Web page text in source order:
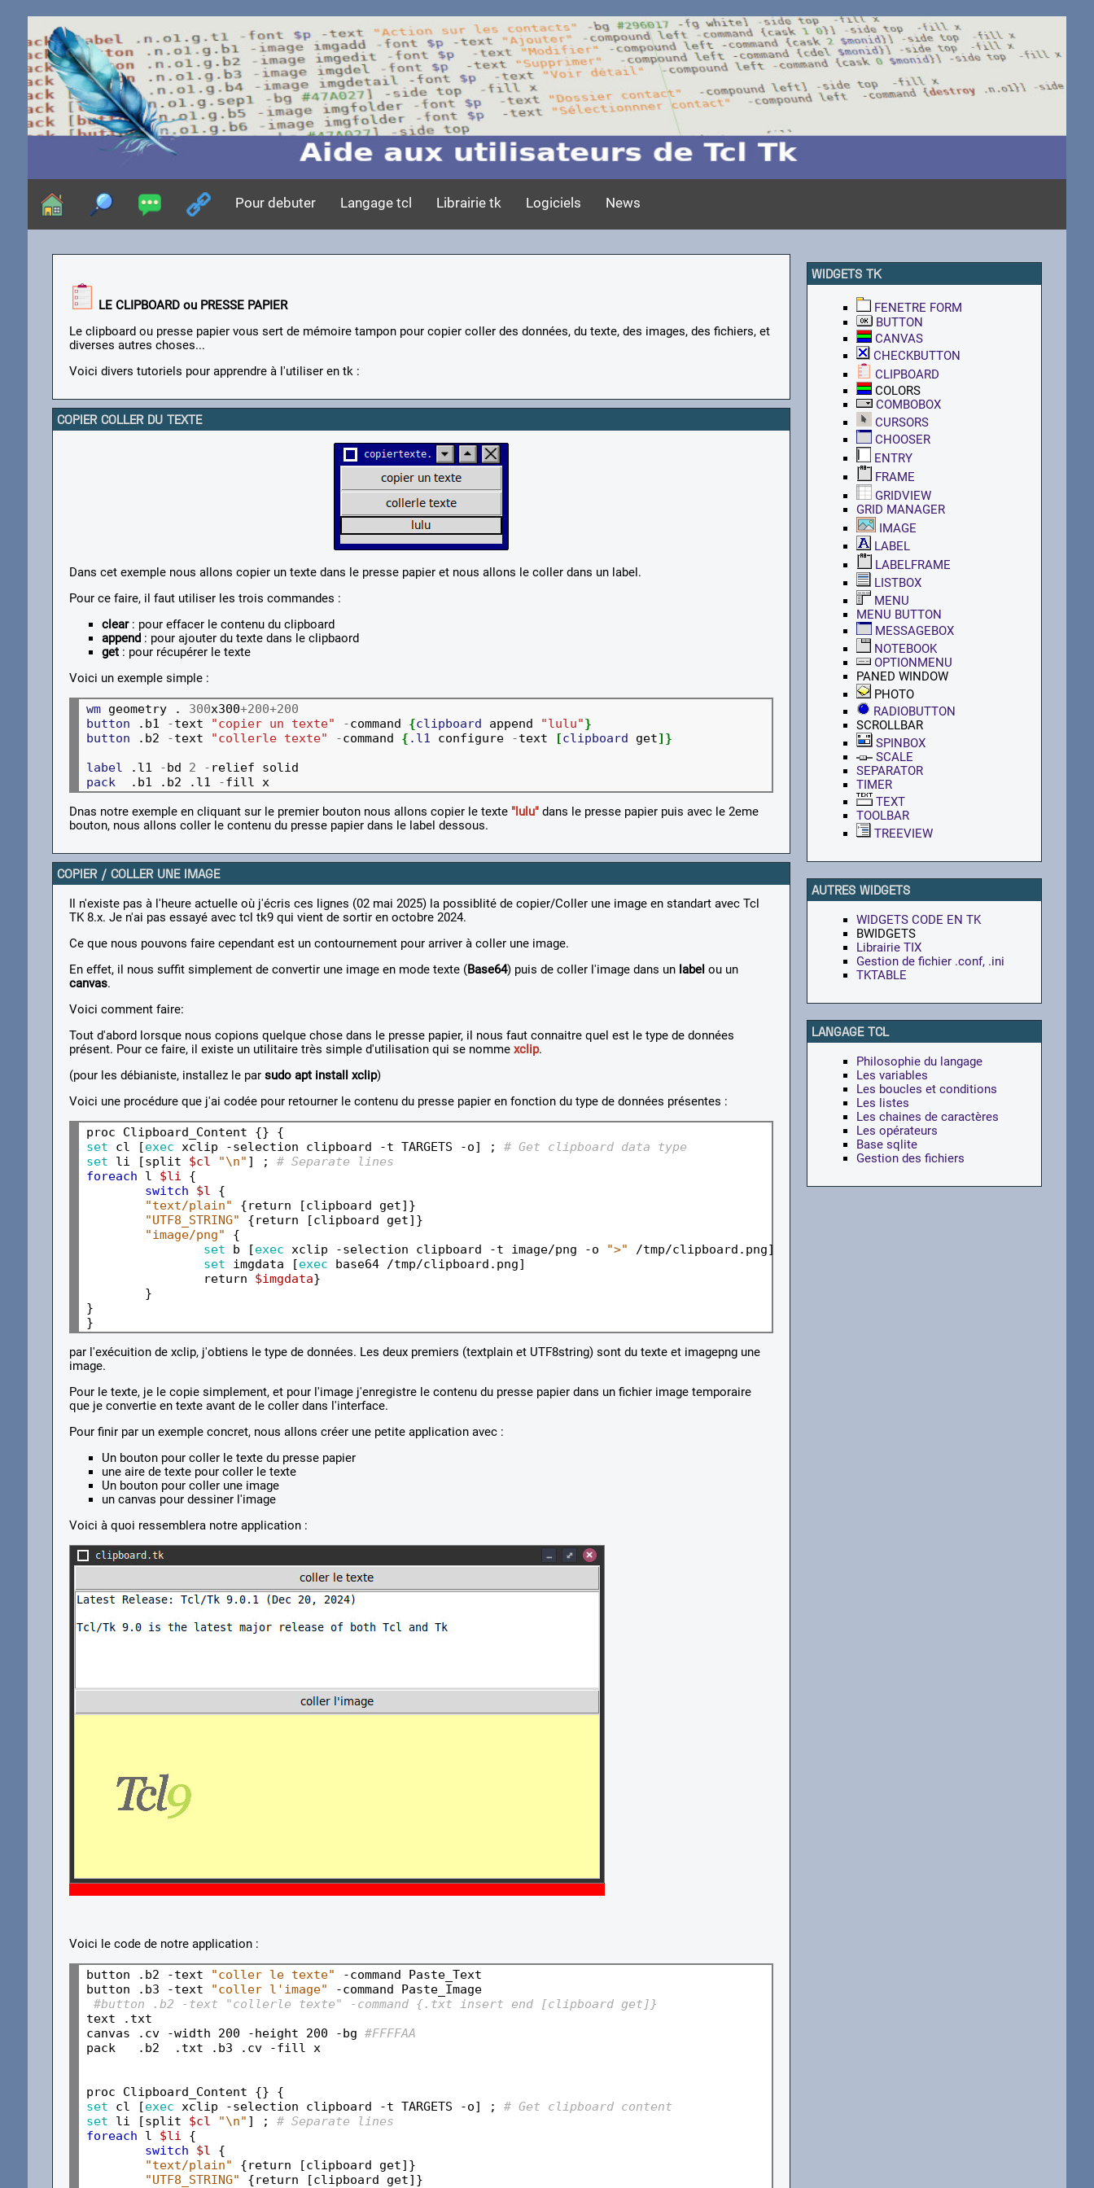
Pour debuter Langage tcl Librairie tk Logiciels News
LE CLIPBOARD ou PRESSE PAPIER
Le clipboard ou presse papier vous sert de mémoire tampon pour copier coller des données, du texte, des images, des fichiers, et
diverses autres choses...
Voici divers tutoriels pour apprendre à l'utiliser en tk :
COPIER COLLER DU TEXTE
Dans cet exemple nous allons copier un texte dans le presse papier et nous allons le coller dans un label.
Pour ce faire, il faut utiliser les trois commandes :
clear: pour effacer le contenu du clipboard
append: pour ajouter du texte dans le clipbaord
get: pour récupérer le texte
Voici un exemple simple :
wm geometry . 300x300+200+200
button .b1 -text "copier un texte" -command {clipboard append "lulu"}
button .b2 -text "collerle texte" -command { .l1 configure -text [clipboard get]}
label
.l1 -bd 2 -
pack
  .b1 .b2 .l1
-
Dnas notre exemple en cliquant sur le premier bouton nous allons copier le texte "lulu" dans le presse papier puis avec le 2eme
bouton, nous allons coller le contenu du presse papier dans le label dessous.
COPIER / COLLER UNE IMAGE
Il n'existe pas à l'heure actuelle où j'écris ces lignes (02 mai 2025) la possiblité de copier/Coller une image en standart avec Tcl
TK 8.x. Je n'ai pas essayé avec tcl tk9 qui vient de sortir en octobre 2024.
Ce que nous pouvons faire cependant est un contournement pour arriver à coller une image.
En effet, il nous suffit simplement de convertir une image en mode texte (Base64) puis de coller l'image dans un label ou un
canvas.
Voici comment faire:
Tout d'abord lorsque nous copions quelque chose dans le presse papier, il nous faut connaitre quel est le type de données
présent. Pour ce faire, il existe un utilitaire très simple d'utilisation qui se nomme xclip.
(pour les débianiste, installez le par sudo apt install xclip)
Voici une procédure que j'ai codée pour retourner le contenu du presse papier en fonction du type de données présentes :
set cl [exec xclip -selection clipboard -t TARGETS -o] ; # Get clipboard data type
set li [split $cl "\n" ] ; # Separate lines
foreach l $li
{
switch
$l
{
"text/plain" {return [clipboard get]}
"UTF8_STRING" {return [clipboard get]}
"image/png" {
set b [exec xclip -selection clipboard -t image/png -o ">" /tmp/clipboard.png]
set imgdata [exec base64 /tmp/clipboard.png]
		return
$imgdata}
}
par l'exécuition de xclip, j'obtiens le type de données. Les deux premiers (textplain et UTF8string) sont du texte et imagepng une
image.
Pour le texte, je le copie simplement, et pour l'image j'enregistre le contenu du presse papier dans un fichier image temporaire
que je convertie en texte avant de le coller dans l'interface.
Pour finir par un exemple concret, nous allons créer une petite application avec :
Un bouton pour coller le texte du presse papier
une aire de texte pour coller le texte
Un bouton pour coller une image
un canvas pour dessiner l'image
Voici à quoi ressemblera notre application :
Voici le code de notre application :
button .b2 -text "coller le texte" -command Paste_Text
button .b3 -text
"coller l'image" -command Paste_Image
#button .b2 -text "collerle texte" -command {.txt insert end [clipboard get]}
text .txt
canvas .cv -width 200 -height 200 -bg #FFFFAA
pack   .b2  .txt .b3 .cv -fill x
set cl [exec xclip -selection clipboard -t TARGETS -o] ; # Get clipboard content
set li [split $cl "\n" ] ; # Separate lines
foreach l $li
{
switch
$l
{
"text/plain" {return [clipboard get]}
"UTF8_STRING" {return [clipboard get]}
WIDGETS TK
FENETRE FORM
BUTTON
CANVAS
CHECKBUTTON
CLIPBOARD
COLORS
COMBOBOX
CURSORS
CHOOSER
ENTRY
FRAME
GRIDVIEW
GRID MANAGER
IMAGE
LABEL
LABELFRAME
LISTBOX
MENU
MENU BUTTON
MESSAGEBOX
NOTEBOOK
OPTIONMENU
PANED WINDOW
PHOTO
RADIOBUTTON
SCROLLBAR
SPINBOX
SCALE
SEPARATOR
TIMER
TEXT
TOOLBAR
TREEVIEW
AUTRES WIDGETS
WIDGETS CODE EN TK
BWIDGETS
Librairie TIX
Gestion de fichier .conf, .ini
TKTABLE
LANGAGE TCL
Philosophie du langage
Les variables
Les boucles et conditions
Les listes
Les chaines de caractères
Les opérateurs
Base sqlite
Gestion des fichiers